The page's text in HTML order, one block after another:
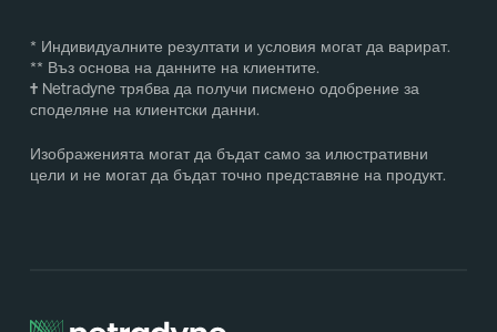
* Индивидуалните резултати и условия могат да варират.
** Въз основа на данните на клиентите.
†Netradyne трябва да получи писмено одобрение за
споделяне на клиентски данни.
Изображенията могат да бъдат само за илюстративни
цели и не могат да бъдат точно представяне на продукт.